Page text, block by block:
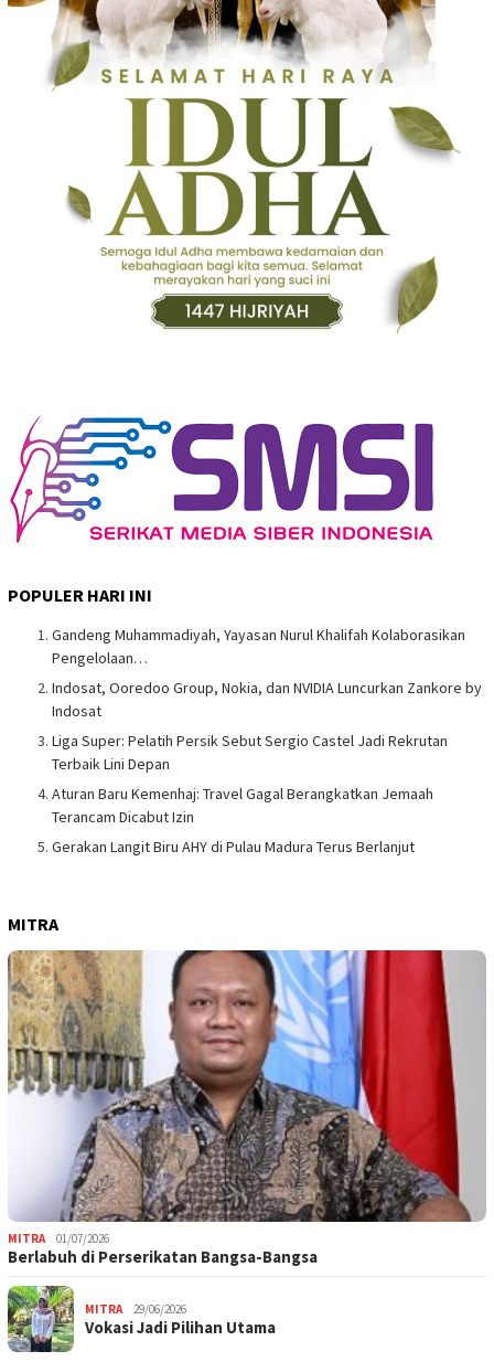
POPULER HARI INI
Gandeng Muhammadiyah, Yayasan Nurul Khalifah Kolaborasikan
Pengelolaan…
Indosat, Ooredoo Group, Nokia, dan NVIDIA Luncurkan Zankore by
Indosat
Liga Super: Pelatih Persik Sebut Sergio Castel Jadi Rekrutan
Terbaik Lini Depan
Aturan Baru Kemenhaj: Travel Gagal Berangkatkan Jemaah
Terancam Dicabut Izin
Gerakan Langit Biru AHY di Pulau Madura Terus Berlanjut
MITRA
MITRA 01/07/2026
Berlabuh di Perserikatan Bangsa-Bangsa
MITRA 29/06/2026
Vokasi Jadi Pilihan Utama